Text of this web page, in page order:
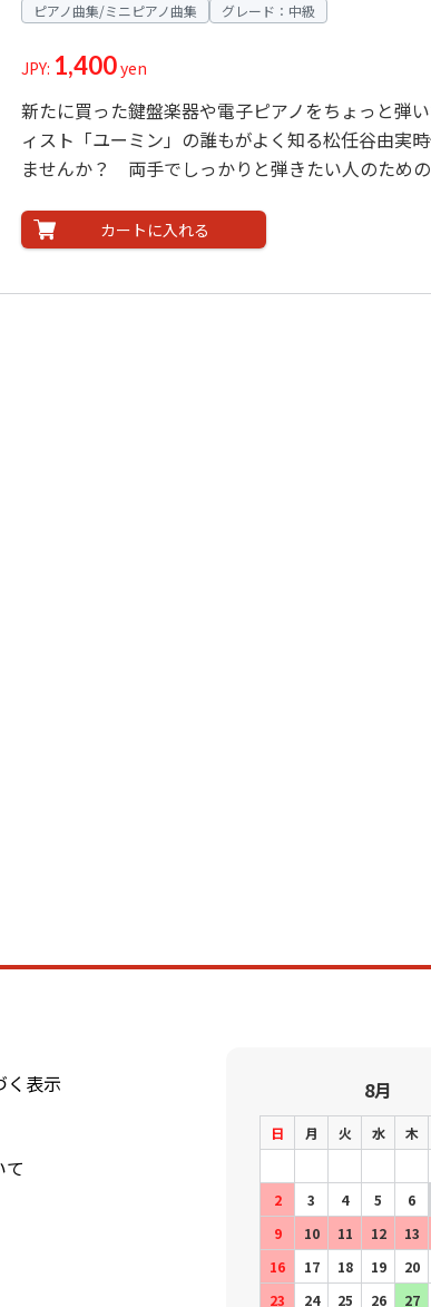
ピアノ曲集/ミニピアノ曲集 グレード：中級
JPY: 1,400yen
新たに買った鍵盤楽器や電子ピアノをちょっと弾
ィスト「ユーミン」の誰もがよく知る松任谷由実
ませんか？ 両手でしっかりと弾きたい人のための
カートに入れる
く表示
て
8月
日 月 火 水 木
2
3 4 5 6
9
10 11 12 13
16
17 18 19 20
23
24 25 26 27